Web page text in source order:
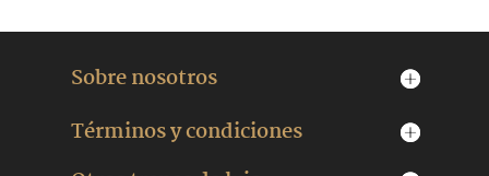
Sobre nosotros
Términos y condiciones